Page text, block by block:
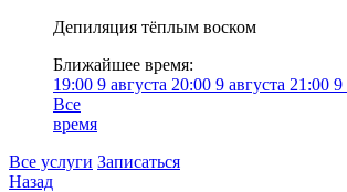
Депиляция тёплым воском
Ближайшее время:
19:00 9 августа 20:00 9 августа 21:00 9
Все
время
Все услуги Записаться
Назад